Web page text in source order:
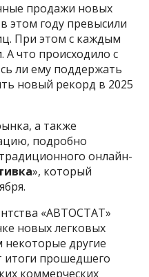
продажи новых
этом году превысили
При этом с каждым
А что происходило с
ли ему поддержать
новый рекорд в 2025
а также
подробно
онлайн-
», который
«АВТОСТАТ»
новых легковых
другие
итоги прошедшего
коммерческих